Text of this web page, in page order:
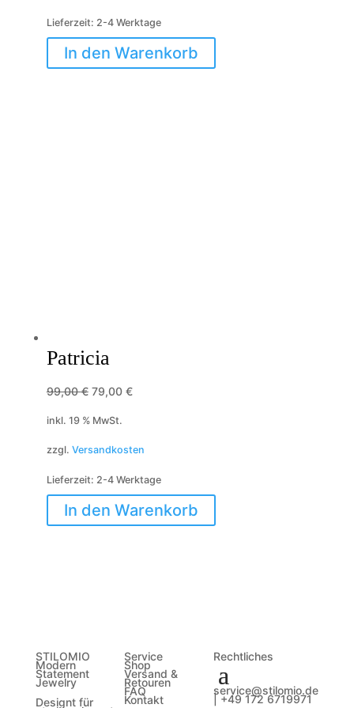
Lieferzeit: 2-4 Werktage
In den Warenkorb
Patricia
99,00€ Ursprünglicher
99,00 €
79,00 €Aktueller
79,00 €.
inkl. 19 % MwSt.
zzgl. Versandkosten
Lieferzeit: 2-4 Werktage
In den Warenkorb
STILOMIO
Modern
Statement
Jewelry
Designt für
Service
Shop
Versand &
Retouren
FAQ
Kontakt
Rechtliches
service@stilomio.de
| +49 172 6719971